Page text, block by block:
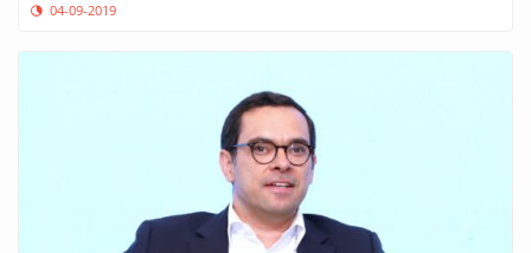
04-09-2019